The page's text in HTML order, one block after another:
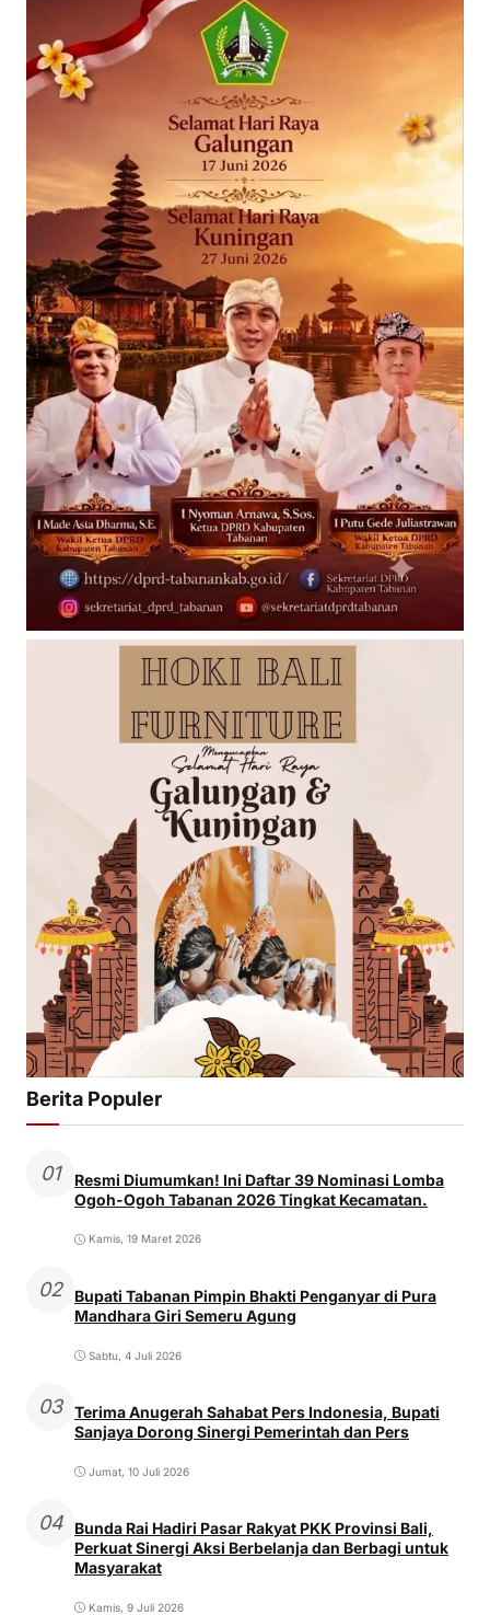
Berita Populer
01
Resmi Diumumkan! Ini Daftar 39 Nominasi Lomba
Ogoh-Ogoh Tabanan 2026 Tingkat Kecamatan.
Kamis, 19 Maret 2026
02
Bupati Tabanan Pimpin Bhakti Penganyar di Pura
Mandhara Giri Semeru Agung
Sabtu, 4 Juli 2026
03
Terima Anugerah Sahabat Pers Indonesia, Bupati
Sanjaya Dorong Sinergi Pemerintah dan Pers
Jumat, 10 Juli 2026
04
Bunda Rai Hadiri Pasar Rakyat PKK Provinsi Bali,
Perkuat Sinergi Aksi Berbelanja dan Berbagi untuk
Masyarakat
Kamis, 9 Juli 2026